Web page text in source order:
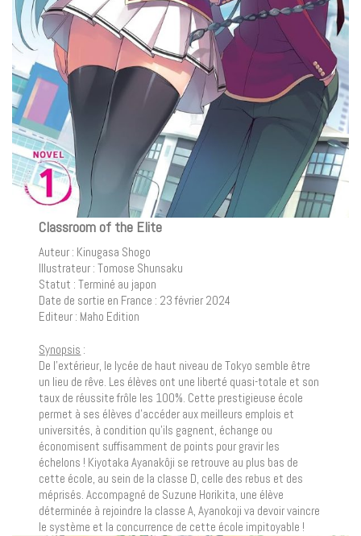
Classroom of the Elite
Auteur : Kinugasa Shogo
Illustrateur : Tomose Shunsaku
Statut : Terminé au japon
Date de sortie en France : 23 février 2024
Editeur : Maho Edition
Synopsis :
De l’extérieur, le lycée de haut niveau de Tokyo semble être
un lieu de rêve. Les élèves ont une liberté quasi-totale et son
taux de réussite frôle les 100%. Cette prestigieuse école
permet à ses élèves d’accéder aux meilleurs emplois et
universités, à condition qu’ils gagnent, échange ou
économisent suffisamment de points pour gravir les
échelons ! Kiyotaka Ayanakôji se retrouve au plus bas de
cette école, au sein de la classe D, celle des rebus et des
méprisés. Accompagné de Suzune Horikita, une élève
déterminée à rejoindre la classe A, Ayanokoji va devoir vaincre
le système et la concurrence de cette école impitoyable !